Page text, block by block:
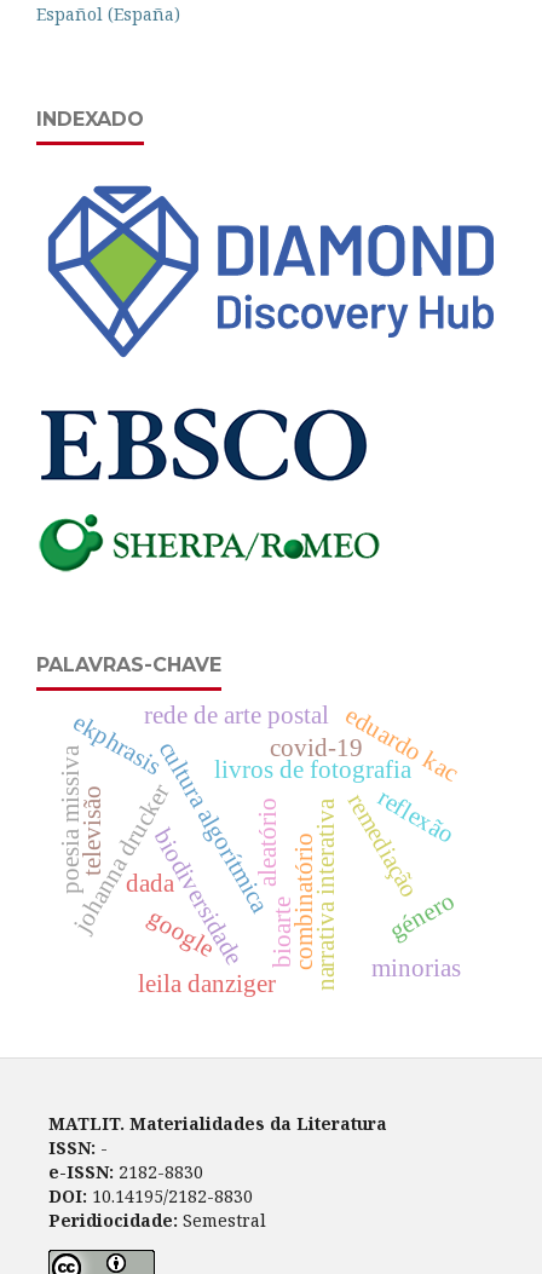
Español (España)
INDEXADO
PALAVRAS-CHAVE
biodiversidade bioartecombinatório remediação
google
cultura algorítmicalivros de fotografia
johanna drucker
eduardo kac
aleatório narrativa interativa reflexão
género
poesia missiva
rede de arte postal
dada
covid-19
leila danziger
ekphrasis
minorias
televisão
MATLIT. Materialidades da Literatura
ISSN: -
e-ISSN: 2182-8830
DOI: 10.14195/2182-8830
Peridiocidade: Semestral